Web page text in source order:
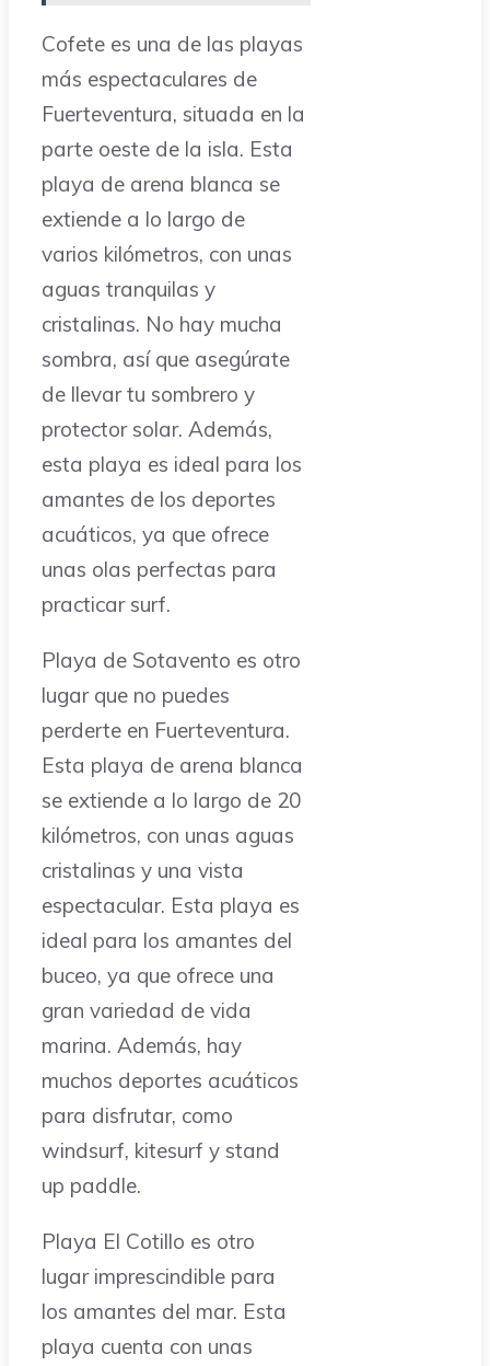
Cofete es una de las playas
más espectaculares de
Fuerteventura, situada en la
parte oeste de la isla. Esta
playa de arena blanca se
extiende a lo largo de
varios kilómetros, con unas
aguas tranquilas y
cristalinas. No hay mucha
sombra, así que asegúrate
de llevar tu sombrero y
protector solar. Además,
esta playa es ideal para los
amantes de los deportes
acuáticos, ya que ofrece
unas olas perfectas para
practicar surf.
Playa de Sotavento es otro
lugar que no puedes
perderte en Fuerteventura.
Esta playa de arena blanca
se extiende a lo largo de 20
kilómetros, con unas aguas
cristalinas y una vista
espectacular. Esta playa es
ideal para los amantes del
buceo, ya que ofrece una
gran variedad de vida
marina. Además, hay
muchos deportes acuáticos
para disfrutar, como
windsurf, kitesurf y stand
up paddle.
Playa El Cotillo es otro
lugar imprescindible para
los amantes del mar. Esta
playa cuenta con unas